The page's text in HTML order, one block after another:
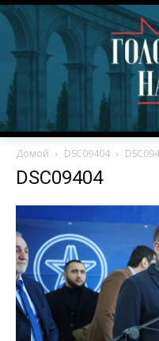
Домой DSC09404
DSC09404